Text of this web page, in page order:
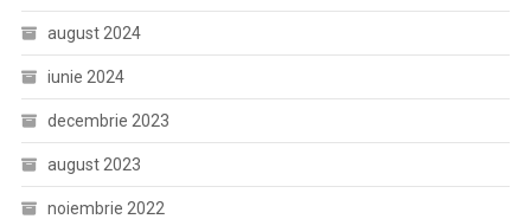
august 2024
iunie 2024
decembrie 2023
august 2023
noiembrie 2022